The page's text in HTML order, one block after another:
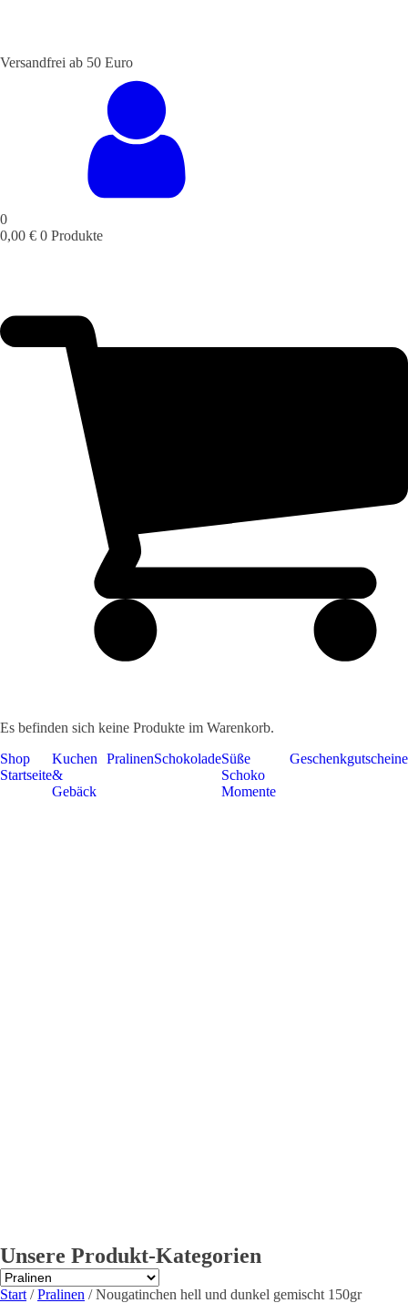
CAFE &
RESTAURANT& KARTE
& SPEISEKARTE
Versandfrei ab 50 Euro
0
0,00 € 0 Produkte
Es befinden sich keine Produkte im Warenkorb.
Shop
Startseite
Kuchen
&
Gebäck
PralinenSchokoladeSüße
Schoko
Momente
Geschenkgutscheine
Unsere Produkt-Kategorien
Start /Pralinen / Nougatinchen hell und dunkel gemischt 150gr